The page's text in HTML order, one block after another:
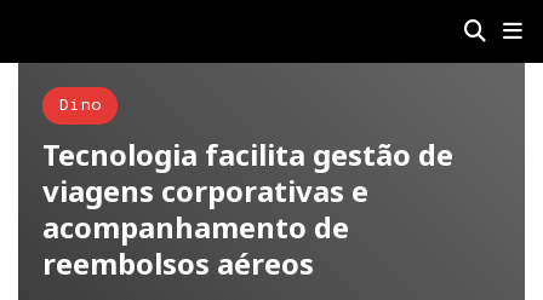
Dino
Tecnologia facilita gestão de
viagens corporativas e
acompanhamento de
reembolsos aéreos